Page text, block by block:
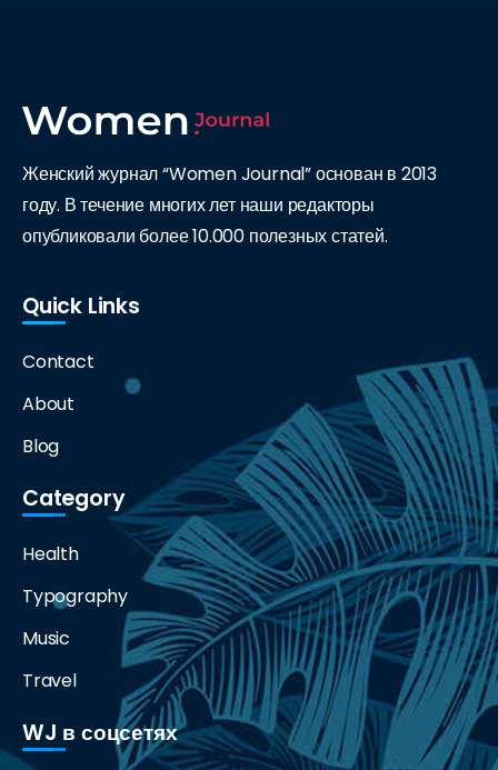
Женский журнал “Women Journal” основан в 2013
году. В течение многих лет наши редакторы
опубликовали более 10.000 полезных статей.
Quick Links
Contact
About
Blog
Category
Health
Typography
Music
Travel
WJ в соцсетях